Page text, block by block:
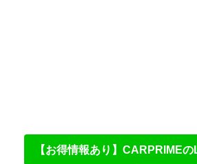
【お得情報あり】CARPRIME